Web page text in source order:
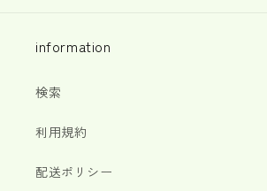
information
検索
利用規約
配送ポリシー